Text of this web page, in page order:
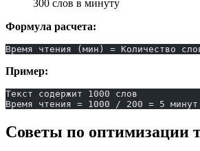
300 слов в минуту
Формула расчета:
Время чтения (мин) = Количество
Пример:
Текст содержит 1000 слов
Время чтения = 1000 / 200 = 5 минут
Советы по оптимизации